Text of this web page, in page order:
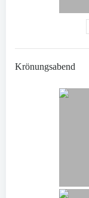
Krönungsabend